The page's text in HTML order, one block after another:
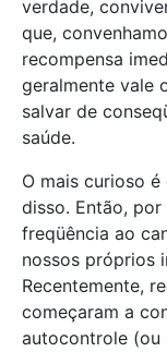
verdade,
que,
recompensa
geralmente vale
salvar de
saúde.
O mais curioso é
disso. Então,
freqüência ao
nossos próprios
Recentemente,
começaram a
autocontrole (ou